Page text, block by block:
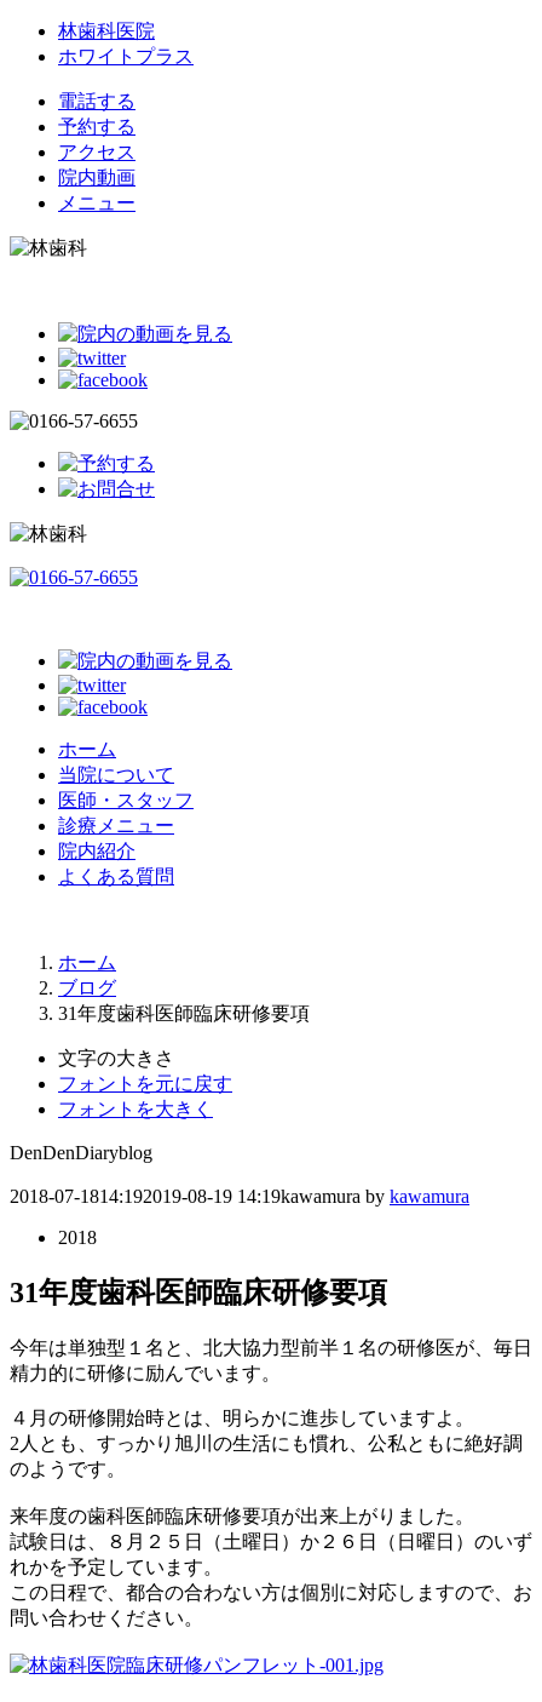
林歯科医院
ホワイトプラス
電話する
予約する
アクセス
院内動画
メニュー
ホーム
当院について
医師・スタッフ
診療メニュー
院内紹介
よくある質問
ホーム
ブログ
31年度歯科医師臨床研修要項
文字の大きさ
フォントを元に戻す
フォントを大きく
DenDenDiaryblog
2018-07-1814:192019-08-19 14:19kawamura by kawamura
2018
31年度歯科医師臨床研修要項
今年は単独型１名と、北大協力型前半１名の研修医が、毎日
精力的に研修に励んでいます。
４月の研修開始時とは、明らかに進歩していますよ。
2人とも、すっかり旭川の生活にも慣れ、公私ともに絶好調
のようです。
来年度の歯科医師臨床研修要項が出来上がりました。
試験日は、８月２５日（土曜日）か２６日（日曜日）のいず
れかを予定しています。
この日程で、都合の合わない方は個別に対応しますので、お
問い合わせください。